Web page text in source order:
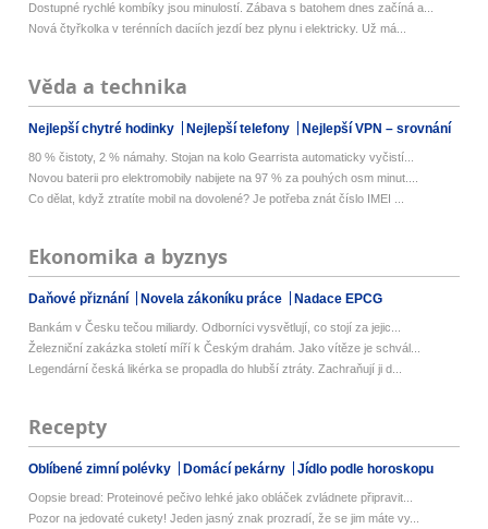
Dostupné rychlé kombíky jsou minulostí. Zábava s batohem dnes začíná a...
Nová čtyřkolka v terénních daciích jezdí bez plynu i elektricky. Už má...
Věda a technika
Nejlepší chytré hodinky Nejlepší telefony Nejlepší VPN – srovnání
80 % čistoty, 2 % námahy. Stojan na kolo Gearrista automaticky vyčistí...
Novou baterii pro elektromobily nabijete na 97 % za pouhých osm minut....
Co dělat, když ztratíte mobil na dovolené? Je potřeba znát číslo IMEI ...
Ekonomika a byznys
Daňové přiznání Novela zákoníku práce Nadace EPCG
Bankám v Česku tečou miliardy. Odborníci vysvětlují, co stojí za jejic...
Železniční zakázka století míří k Českým drahám. Jako vítěze je schvál...
Legendární česká likérka se propadla do hlubší ztráty. Zachraňují ji d...
Recepty
Oblíbené zimní polévky Domácí pekárny Jídlo podle horoskopu
Oopsie bread: Proteinové pečivo lehké jako obláček zvládnete připravit...
Pozor na jedovaté cukety! Jeden jasný znak prozradí, že se jim máte vy...